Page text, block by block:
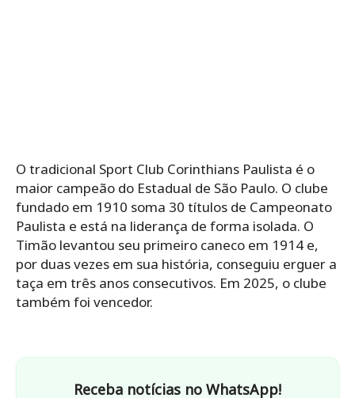
O tradicional Sport Club Corinthians Paulista é o
maior campeão do Estadual de São Paulo. O clube
fundado em 1910 soma 30 títulos de Campeonato
Paulista e está na liderança de forma isolada. O
Timão levantou seu primeiro caneco em 1914 e,
por duas vezes em sua história, conseguiu erguer a
taça em três anos consecutivos. Em 2025, o clube
também foi vencedor.
Receba notícias no WhatsApp!